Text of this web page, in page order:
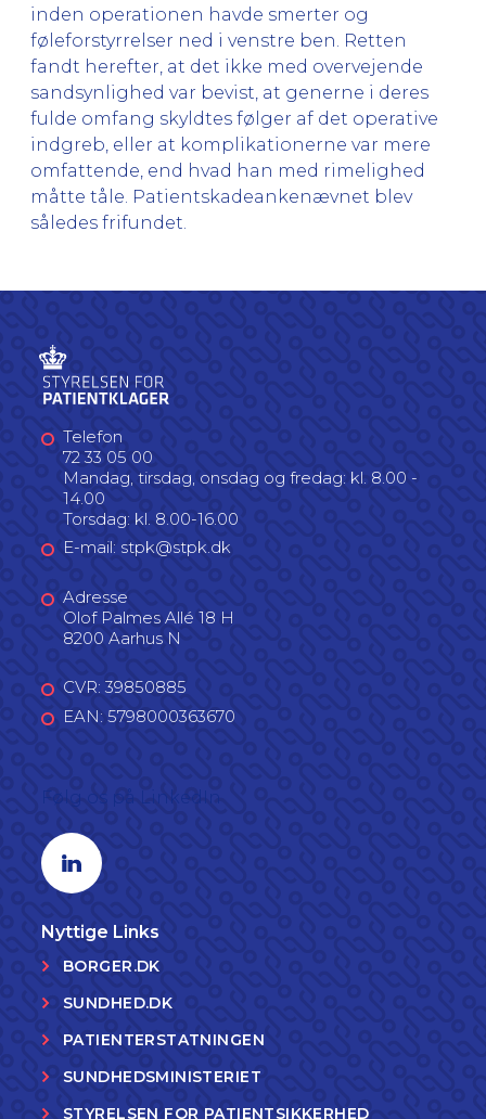
inden operationen havde smerter og
føleforstyrrelser ned i venstre ben. Retten
fandt herefter, at det ikke med overvejende
sandsynlighed var bevist, at generne i deres
fulde omfang skyldtes følger af det operative
indgreb, eller at komplikationerne var mere
omfattende, end hvad han med rimelighed
måtte tåle. Patientskadeankenævnet blev
således frifundet.
Telefon
72 33 05 00
Mandag, tirsdag, onsdag og fredag: kl. 8.00 -
14.00
Torsdag: kl. 8.00-16.00
E-mail: stpk@stpk.dk
Adresse
Olof Palmes Allé 18 H
8200 Aarhus N
CVR: 39850885
EAN: 5798000363670
Linkedin profil
Nyttige Links
BORGER.DK
SUNDHED.DK
PATIENTERSTATNINGEN
SUNDHEDSMINISTERIET
STYRELSEN FOR PATIENTSIKKERHED